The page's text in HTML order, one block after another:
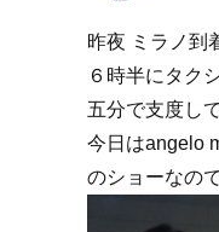
昨夜 ミラノ到
６時半にタク
五分で支度し
今日はangelo
のショーなの